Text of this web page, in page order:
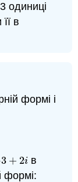
одиниці
в
формі і
3 + 2i
2i
в
формі: